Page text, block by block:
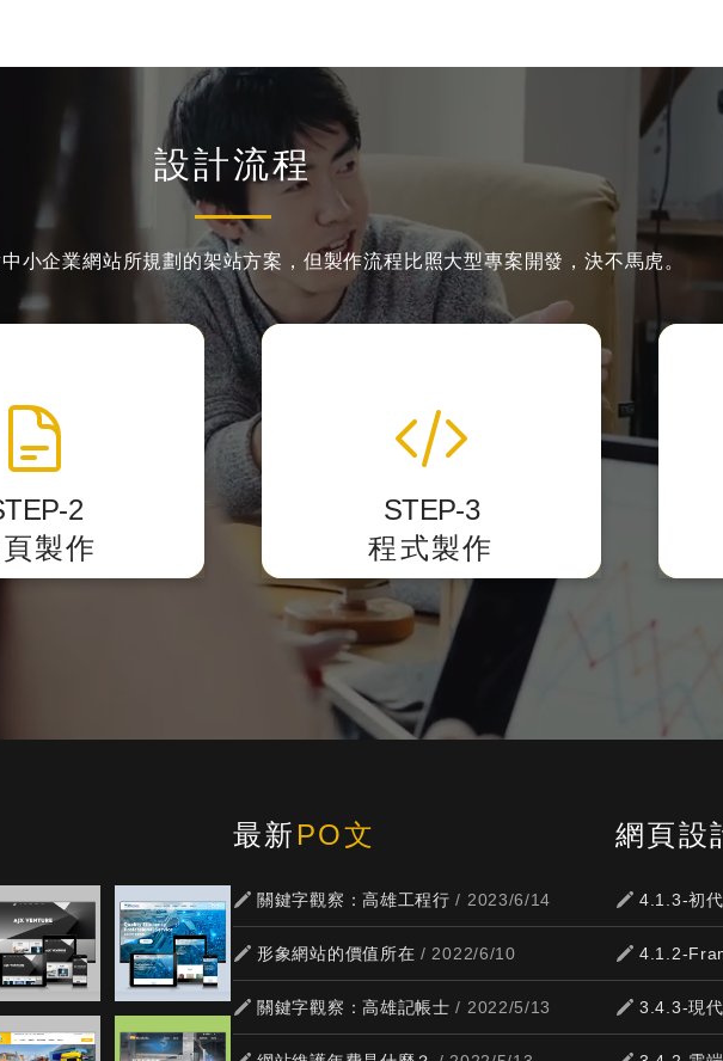
設計流程
小企業網站所規劃的架站方案， 但製作流程比照大型專案開發，決不馬虎。
2
製作
製作切版
HTML標籤結構
轉換成網頁的格
式。
STEP-3
程式製作
程式化與後台製作
我們開發後台力求精簡好用，讓
客戶第一次使用就上手。
提
主
最新 PO文
關鍵字觀察：高雄工程行 / 2023/6/14
形象網站的價值所在 / 2022/6/10
關鍵字觀察：高雄記帳士 / 2022/5/13
網頁設
4.1.3-初
4.1.2-
3.4.3-現